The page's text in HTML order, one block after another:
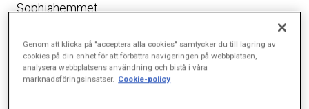
Sophiahemmet.
Hennes intryck var väldigt positivt.
– Det bekräftas bland annat av att Sophiahemmet
är en attraktiv arbetsgivare som uppmuntrar
Genom att klicka på "acceptera alla cookies" samtycker du till lagring av
cookies på din enhet för att förbättra navigeringen på webbplatsen,
analysera webbplatsens användning och bistå i våra
marknadsföringsinsatser. Cookie-policy